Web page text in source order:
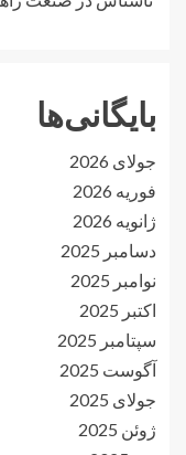
بایگانی‌ها
جولای 2026
فوریه 2026
ژانویه 2026
دسامبر 2025
نوامبر 2025
اکتبر 2025
سپتامبر 2025
آگوست 2025
جولای 2025
ژوئن 2025